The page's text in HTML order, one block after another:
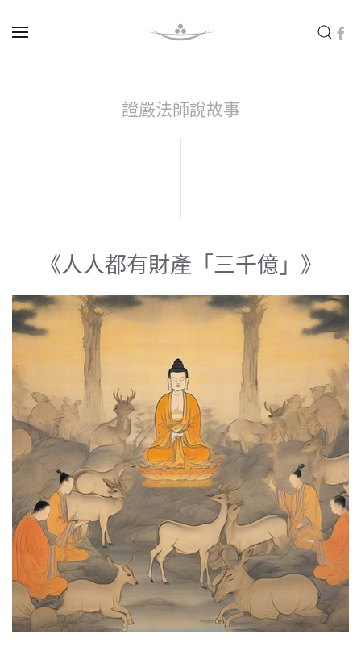
證嚴法師說故事
《人人都有財產「三千億」》